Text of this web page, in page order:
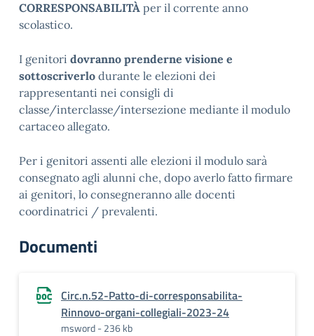
CORRESPONSABILITÀ per il corrente anno
scolastico.
I genitori dovranno prenderne visione e
sottoscriverlo durante le elezioni dei
rappresentanti nei consigli di
classe/interclasse/intersezione mediante il modulo
cartaceo allegato.
Per i genitori assenti alle elezioni il modulo sarà
consegnato agli alunni che, dopo averlo fatto firmare
ai genitori, lo consegneranno alle docenti
coordinatrici / prevalenti.
Documenti
Circ.n.52-Patto-di-corresponsabilita-
Rinnovo-organi-collegiali-2023-24
msword - 236 kb